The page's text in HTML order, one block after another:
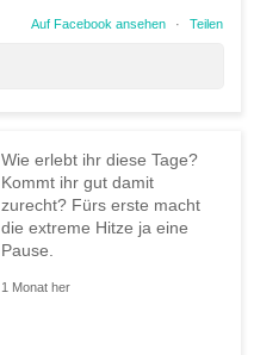
Auf Facebook ansehen · Teilen
Wie erlebt ihr diese Tage?
Kommt ihr gut damit
zurecht? Fürs erste macht
die extreme Hitze ja eine
Pause.
1 Monat her